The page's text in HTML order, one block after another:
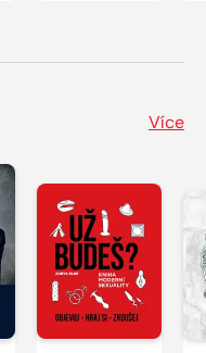
Více